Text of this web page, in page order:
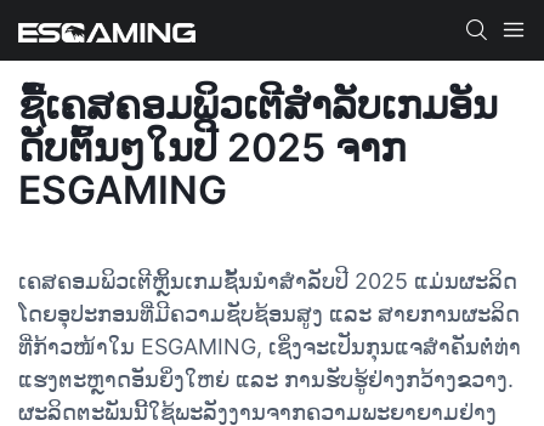
ຊື້ເຄສຄອມພິວເຕີສຳລັບເກມອັນ
ດັບຕົ້ນໆໃນປີ 2025 ຈາກ
ESGAMING
ເຄສຄອມພິວເຕີຫຼິ້ນເກມຊັ້ນນຳສຳລັບປີ 2025 ແມ່ນຜະລິດ
ໂດຍອຸປະກອນທີ່ມີຄວາມຊັບຊ້ອນສູງ ແລະ ສາຍການຜະລິດ
ທີ່ກ້າວໜ້າໃນ ESGAMING, ເຊິ່ງຈະເປັນກຸນແຈສຳຄັນຕໍ່ທ່າ
ແຮງຕະຫຼາດອັນຍິ່ງໃຫຍ່ ແລະ ການຮັບຮູ້ຢ່າງກວ້າງຂວາງ.
ຜະລິດຕະພັນນີ້ໃຊ້ພະລັງງານຈາກຄວາມພະຍາຍາມຢ່າງ